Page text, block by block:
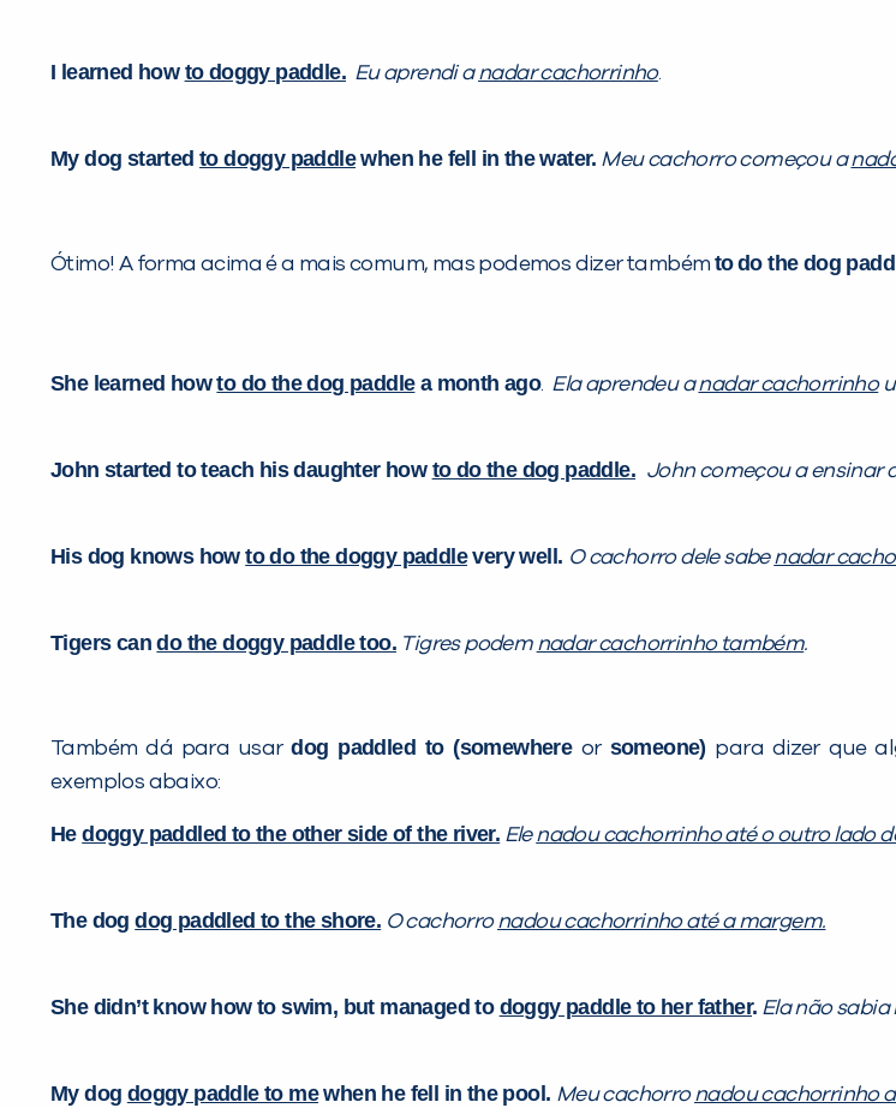
I learned how to doggy paddle. Eu aprendi anadar cachorrinho.
My dog startedto doggy paddlewhen he fell in the water. Meu cachorro começou a
Ótimo! A forma acima é a mais comum, mas podemos dizer também todo the dog
She learned howto do the dog paddlea month ago. Elaaprendeu anadar cachorrinho
John started to teach his daughter how to do the dog paddle. John começou a ensinar
His dog knows howto do the doggy paddlevery well. O cachorro dele sabenadar
Tigers cando the doggy paddle too. Tigres podem nadar cachorrinho também.
Também dá para usardog paddled to (somewhereor someone) para dizer que
exemplos abaixo:
Hedoggy paddled to the other side of the river. Elenadou cachorrinho até o outro lado
The dogdog paddled to the shore. O cachorronadou cachorrinho até a margem.
She didn’t know how to swim, but managed to doggy paddle to her father. Ela não
My dog doggy paddle to mewhen he fell in the pool. Meu cachorronadou cachorrinho